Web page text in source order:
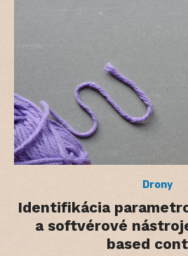
Drony
Identifikácia
a softvérové
based